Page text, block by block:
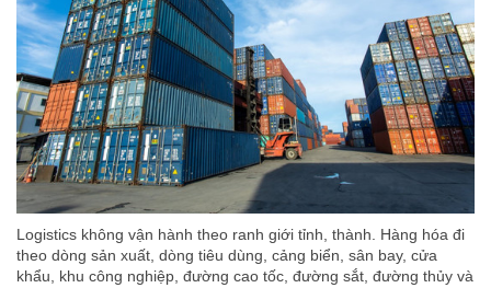
Logistics không vận hành theo ranh giới tỉnh, thành. Hàng hóa đi
theo dòng sản xuất, dòng tiêu dùng, cảng biển, sân bay, cửa
khẩu, khu công nghiệp, đường cao tốc, đường sắt, đường thủy và